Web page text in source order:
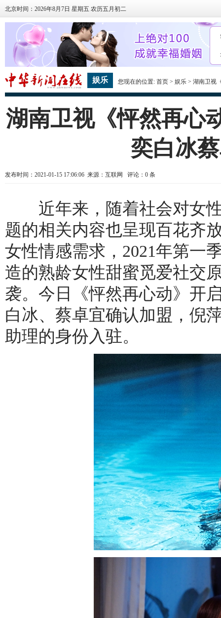
北京时间：2026年8月7日 星期五 农历五月初二
娱乐 您现在的位置:首页 >娱乐 > 湖南卫视
湖南卫视《怦然再心
奕白冰
发布时间：2021-01-15 17:06:06 来源：互联网 评论： 0 条
近年来，随着社会对女性
题的相关内容也呈现百花齐
女性情感需求，2021年第一
造的熟龄女性甜蜜觅爱社交
袭。今日《怦然再心动》开
白冰、蔡卓宜确认加盟，倪
助理的身份入驻。